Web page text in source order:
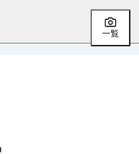
一覧